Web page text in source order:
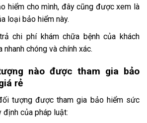
hiểm cho mình, đây cũng được xem là
loại bảo hiểm này.
chi phí khám chữa bệnh của khách
nhanh chóng và chính xác.
nào được tham gia bảo
rẻ
tượng được tham gia bảo hiểm sức
định của pháp luật: